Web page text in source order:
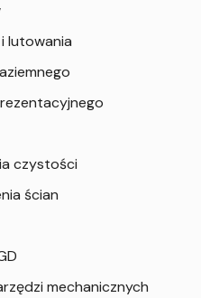
lutowania
czystości
ścian
mechanicznych